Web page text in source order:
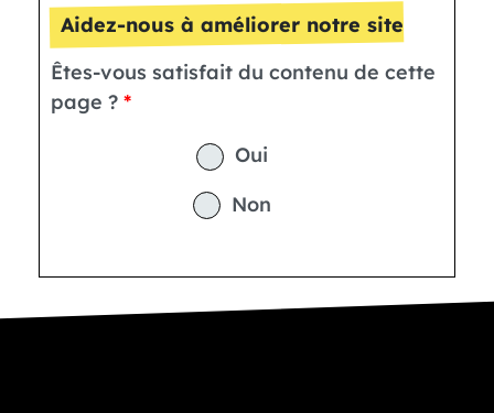
Aidez-nous à améliorer notre site
Êtes-vous satisfait du contenu de cette
page ?
Oui
Non